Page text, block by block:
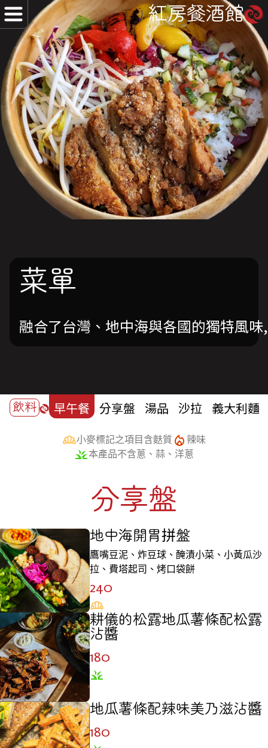
紅房餐酒館
菜單
融合了台灣、地中海與各國的獨特風
飲料 早午餐 分享盤 湯品 沙拉 義大利麵
小麥標記之項目含麩質
辣味
本產品不含蔥、蒜、洋蔥
分享盤
地中海開胃拼盤
鷹嘴豆泥、炸豆球、醃漬小菜、小黃瓜沙
拉、費塔起司、烤口袋餅
240
耕儀的松露地瓜薯條配松露
沾醬
180
地瓜薯條配辣味美乃滋沾醬
180